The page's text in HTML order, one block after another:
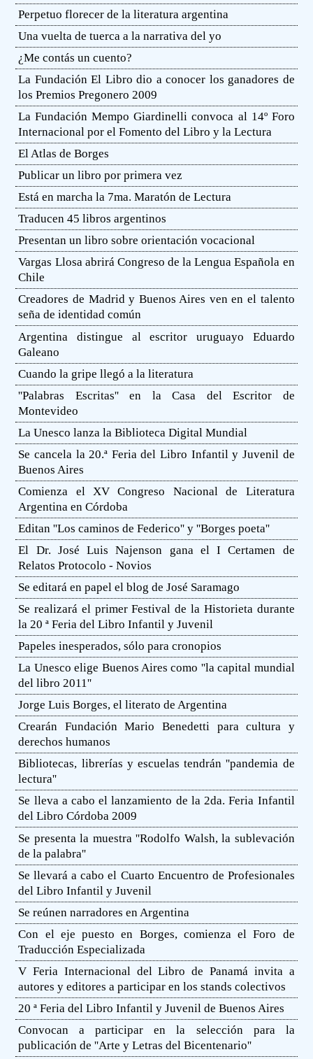
Perpetuo florecer de la literatura argentina
Una vuelta de tuerca a la narrativa del yo
¿Me contás un cuento?
La Fundación El Libro dio a conocer los ganadores de
los Premios Pregonero 2009
La Fundación Mempo Giardinelli convoca al 14º Foro
Internacional por el Fomento del Libro y la Lectura
El Atlas de Borges
Publicar un libro por primera vez
Está en marcha la 7ma. Maratón de Lectura
Traducen 45 libros argentinos
Presentan un libro sobre orientación vocacional
Vargas Llosa abrirá Congreso de la Lengua Española en
Chile
Creadores de Madrid y Buenos Aires ven en el talento
seña de identidad común
Argentina distingue al escritor uruguayo Eduardo
Galeano
Cuando la gripe llegó a la literatura
''Palabras Escritas'' en la Casa del Escritor de
Montevideo
La Unesco lanza la Biblioteca Digital Mundial
Se cancela la 20.ª Feria del Libro Infantil y Juvenil de
Buenos Aires
Comienza el XV Congreso Nacional de Literatura
Argentina en Córdoba
Editan ''Los caminos de Federico'' y ''Borges poeta''
El Dr. José Luis Najenson gana el I Certamen de
Relatos Protocolo - Novios
Se editará en papel el blog de José Saramago
Se realizará el primer Festival de la Historieta durante
la 20 ª Feria del Libro Infantil y Juvenil
Papeles inesperados, sólo para cronopios
La Unesco elige Buenos Aires como ''la capital mundial
del libro 2011''
Jorge Luis Borges, el literato de Argentina
Crearán Fundación Mario Benedetti para cultura y
derechos humanos
Bibliotecas, librerías y escuelas tendrán ''pandemia de
lectura''
Se lleva a cabo el lanzamiento de la 2da. Feria Infantil
del Libro Córdoba 2009
Se presenta la muestra ''Rodolfo Walsh, la sublevación
de la palabra''
Se llevará a cabo el Cuarto Encuentro de Profesionales
del Libro Infantil y Juvenil
Se reúnen narradores en Argentina
Con el eje puesto en Borges, comienza el Foro de
Traducción Especializada
V Feria Internacional del Libro de Panamá invita a
autores y editores a participar en los stands colectivos
20 ª Feria del Libro Infantil y Juvenil de Buenos Aires
Convocan a participar en la selección para la
publicación de ''Arte y Letras del Bicentenario''